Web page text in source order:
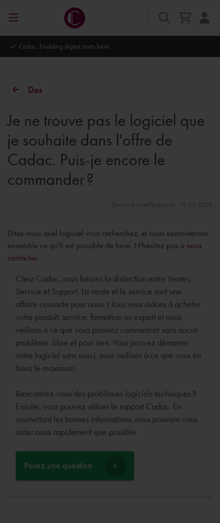
Cadac. Enabling digital starts here.
Dos
Je ne trouve pas le logiciel que
je souhaite dans l'offre de
Cadac. Puis-je encore le
commander ?
Dernière modification le : 12 juli 2022
Dites-nous quel logiciel vous recherchez, et nous examinerons
ensemble ce qu'il est possible de faire. N'hésitez pas à nous
contacter.
Chez Cadac, nous faisons la distinction entre Ventes,
Service et Support. La vente et le service sont une
affaire courante pour nous. Nous vous aidons à acheter
votre produit, service, formation ou expert et nous
veillons à ce que vous puissiez commencer sans aucun
problème. Libre et pour rien. Vous pouvez démarrer
votre logiciel sans souci, nous veillons à ce que vous en
tiriez le maximum.
Rencontrez-vous des problèmes logiciels techniques ?
Ensuite, vous pouvez utiliser le support Cadac. En
soumettant les bonnes informations, nous pouvons vous
aider aussi rapidement que possible
Posez une question